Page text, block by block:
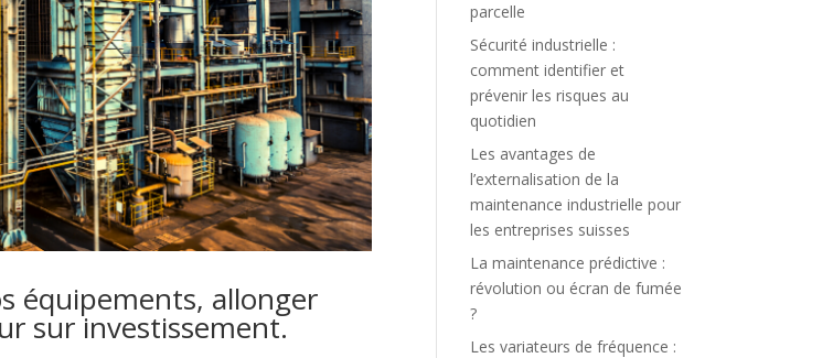
équipements, allonger
sur investissement.
parcelle
Sécurité industrielle :
comment identifier et
prévenir les risques au
quotidien
Les avantages de
l’externalisation de la
maintenance industrielle pour
les entreprises suisses
La maintenance prédictive :
révolution ou écran de fumée
?
Les variateurs de fréquence :